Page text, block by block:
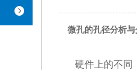
微孔的孔径分析
硬件上的不同